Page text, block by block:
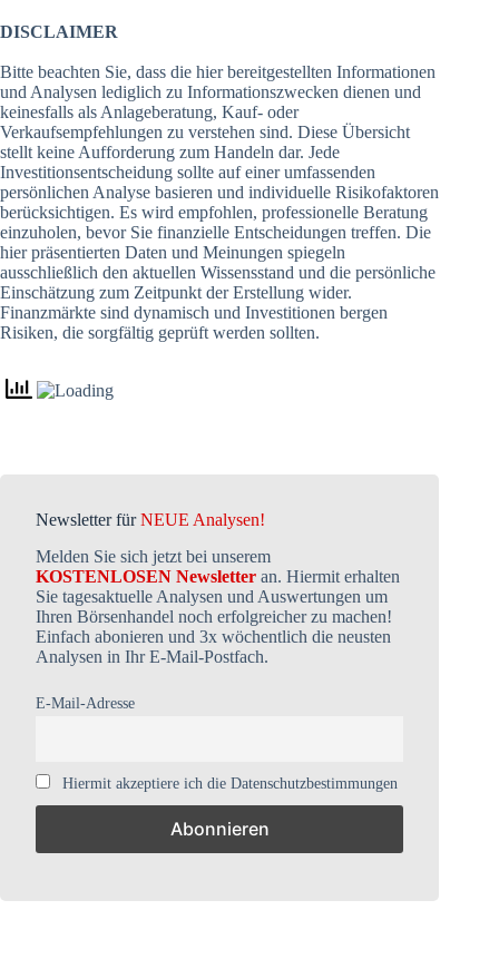
DISCLAIMER
Bitte beachten Sie, dass die hier bereitgestellten Informationen
und Analysen lediglich zu Informationszwecken dienen und
keinesfalls als Anlageberatung, Kauf- oder
Verkaufsempfehlungen zu verstehen sind. Diese Übersicht
stellt keine Aufforderung zum Handeln dar. Jede
Investitionsentscheidung sollte auf einer umfassenden
persönlichen Analyse basieren und individuelle Risikofaktoren
berücksichtigen. Es wird empfohlen, professionelle Beratung
einzuholen, bevor Sie finanzielle Entscheidungen treffen. Die
hier präsentierten Daten und Meinungen spiegeln
ausschließlich den aktuellen Wissensstand und die persönliche
Einschätzung zum Zeitpunkt der Erstellung wider.
Finanzmärkte sind dynamisch und Investitionen bergen
Risiken, die sorgfältig geprüft werden sollten.
Newsletter fürNEUE Analysen!
Melden Sie sich jetzt bei unserem
KOSTENLOSEN Newsletter an. Hiermit erhalten
Sie tagesaktuelle Analysen und Auswertungen um
Ihren Börsenhandel noch erfolgreicher zu machen!
Einfach abonieren und 3x wöchentlich die neusten
Analysen in Ihr E-Mail-Postfach.
E-Mail-Adresse
Hiermit akzeptiere ich die Datenschutzbestimmungen